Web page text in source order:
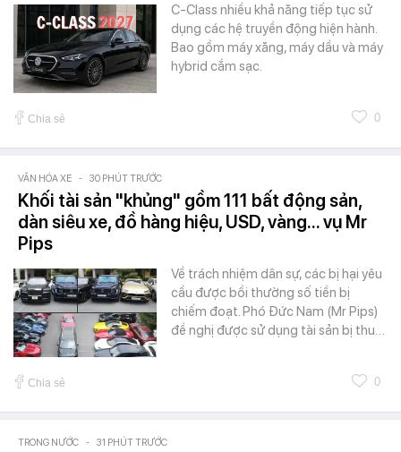
C-Class nhiều khả năng tiếp tục sử
dụng các hệ truyền động hiện hành.
Bao gồm máy xăng, máy dầu và máy
hybrid cắm sạc.
Chia sẻ 0
VĂN HÓA XE - 30 PHÚT TRƯỚC
Khối tài sản "khủng" gồm 111 bất động sản,
dàn siêu xe, đồ hàng hiệu, USD, vàng... vụ Mr
Pips
Về trách nhiệm dân sự, các bị hại yêu
cầu được bồi thường số tiền bị
chiếm đoạt. Phó Đức Nam (Mr Pips)
đề nghị được sử dụng tài sản bị thu…
Chia sẻ 0
TRONG NƯỚC - 31 PHÚT TRƯỚC